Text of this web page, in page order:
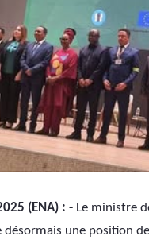
(ENA) : - Le ministre
désormais une position